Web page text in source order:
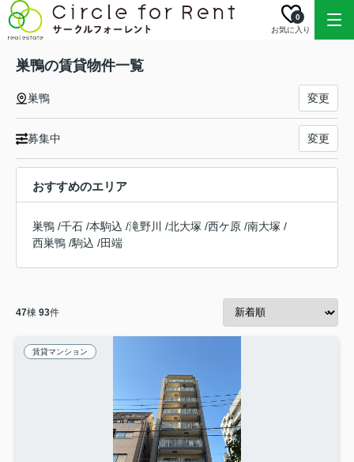
お気に入り
0
巣鴨の賃貸物件一覧
巣鴨 変更
募集中 変更
おすすめのエリア
巣鴨 /千石 /本駒込 /滝野川 /北大塚 /西ケ原 /南大塚 /
西巣鴨 /駒込 /田端
47棟 93件
賃貸マンション